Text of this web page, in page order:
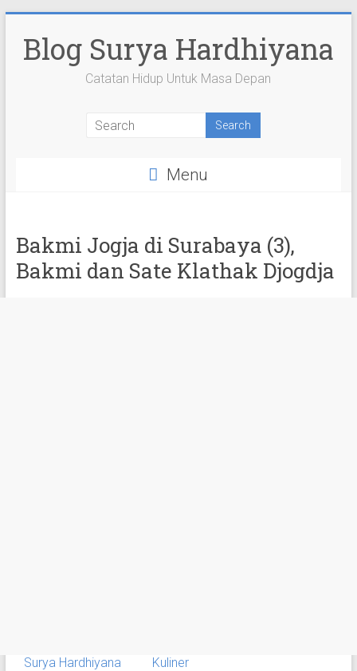
content
Blog Surya Hardhiyana
Catatan Hidup Untuk Masa Depan
suryahardhiyana’s
Facebook
suryahardhiyana’s
Twitter
suryahardhiyana’s
Instagram
suryahardhiyana’s
YouTube
suryahardhiyana’s
Google+
Menu
Bakmi Jogja di Surabaya (3),
Bakmi dan Sate Klathak Djogdja
Surya Hardhiyana Kuliner